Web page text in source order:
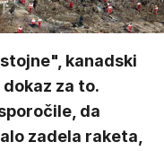
kanadski
za to.
da
zadela raketa,